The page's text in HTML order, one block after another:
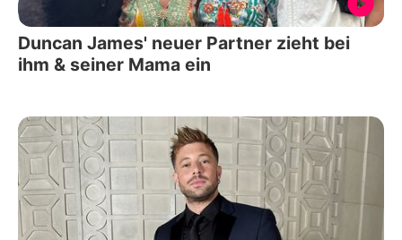
Duncan James' neuer Partner zieht bei
ihm & seiner Mama ein